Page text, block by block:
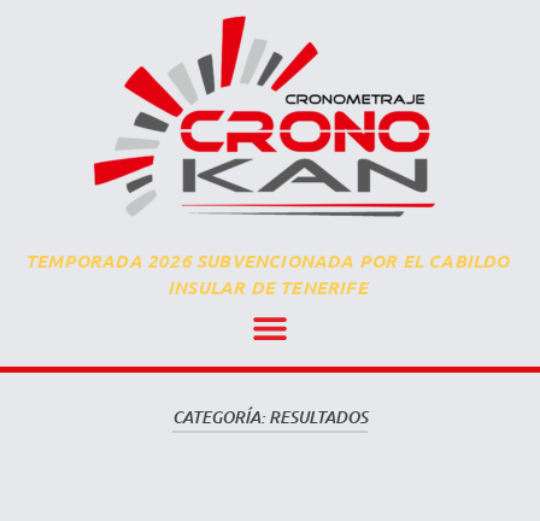
TEMPORADA 2026 SUBVENCIONADA POR EL CABILDO
INSULAR DE TENERIFE
CATEGORÍA:RESULTADOS